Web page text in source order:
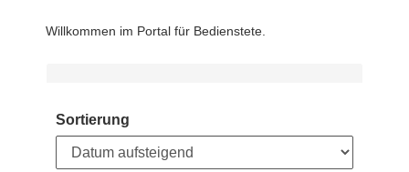
Willkommen im Portal für Bedienstete.
Sortierung